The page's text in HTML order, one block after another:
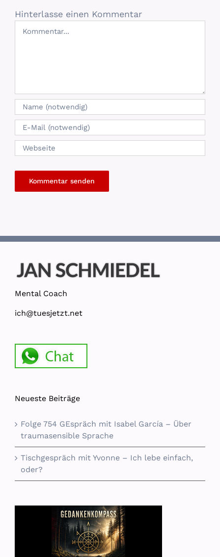
Hinterlasse einen Kommentar
Mental Coach
ich@tuesjetzt.net
Neueste Beiträge
Folge 754 GEspräch mit Isabel García – Über
traumasensible Sprache
Tischgespräch mit Yvonne – Ich lebe einfach,
oder?